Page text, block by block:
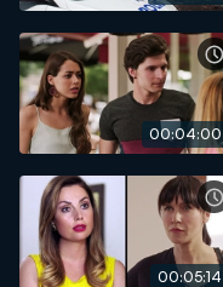
00:04:00
00:05:14